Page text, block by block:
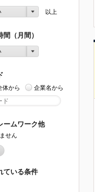
以上
間（月間）
体から 企業名から
ームワーク他
せん
ている条件